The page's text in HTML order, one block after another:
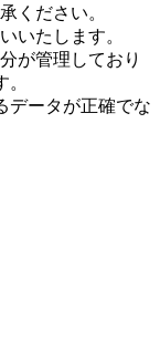
ください。
いたします。
が管理しており
データが正確でな